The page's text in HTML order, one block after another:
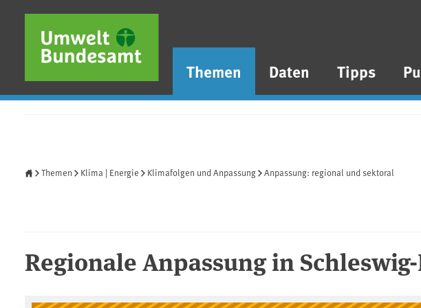
Direkt zum Inhalt
Direkt zum Hauptmenü
Direkt zur Fußzeile
Themen Daten Tipps
Themen Klima | Energie Klimafolgen und Anpassung Anpassung: regional und sektoral
Regionale Anpassung in